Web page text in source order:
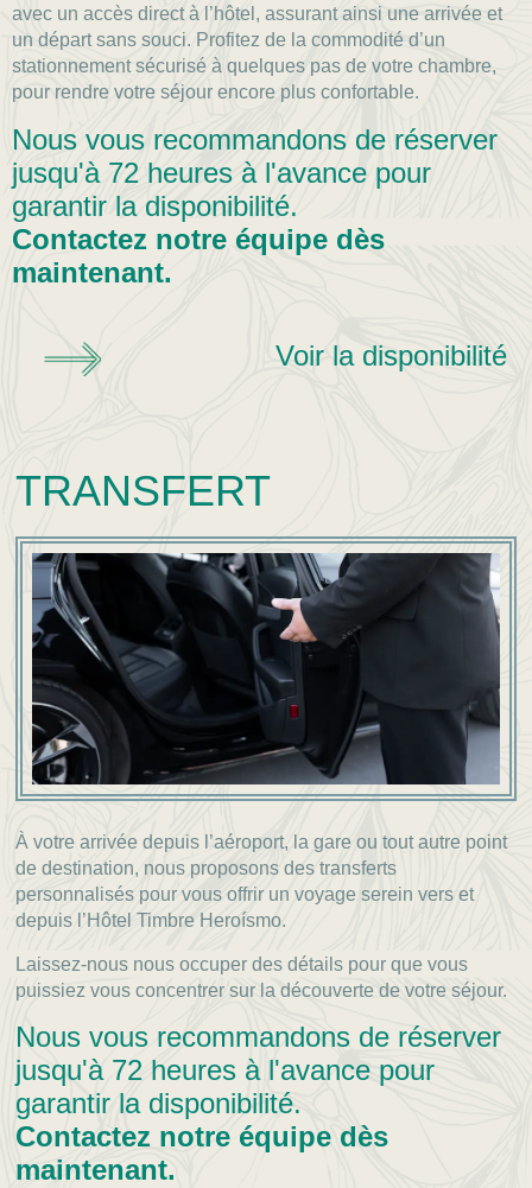
avec un accès direct à l’hôtel, assurant ainsi une arrivée et
un départ sans souci. Profitez de la commodité d’un
stationnement sécurisé à quelques pas de votre chambre,
pour rendre votre séjour encore plus confortable.
Nous vous recommandons de réserver
jusqu'à 72 heures à l'avance pour
garantir la disponibilité.
Contactez notre équipe dès
maintenant.
Voir la disponibilité
À votre arrivée depuis l’aéroport, la gare ou tout autre point
de destination, nous proposons des transferts
personnalisés pour vous offrir un voyage serein vers et
depuis l’Hôtel Timbre Heroísmo.
Laissez-nous nous occuper des détails pour que vous
puissiez vous concentrer sur la découverte de votre séjour.
Nous vous recommandons de réserver
jusqu'à 72 heures à l'avance pour
garantir la disponibilité.
Contactez notre équipe dès
maintenant.
TRANSFERT